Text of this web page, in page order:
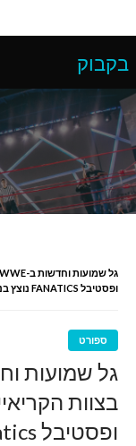
to
content
בקבוק
ופסטיבל FANATICS נוצץ בניו יורק
ספורט
בצוות
ופסטיבל Fanatics נוצץ בניו יורק